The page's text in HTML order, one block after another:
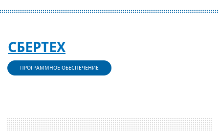
СБЕРТЕХ
ПРОГРАММНОЕ ОБЕСПЕЧЕНИЕ